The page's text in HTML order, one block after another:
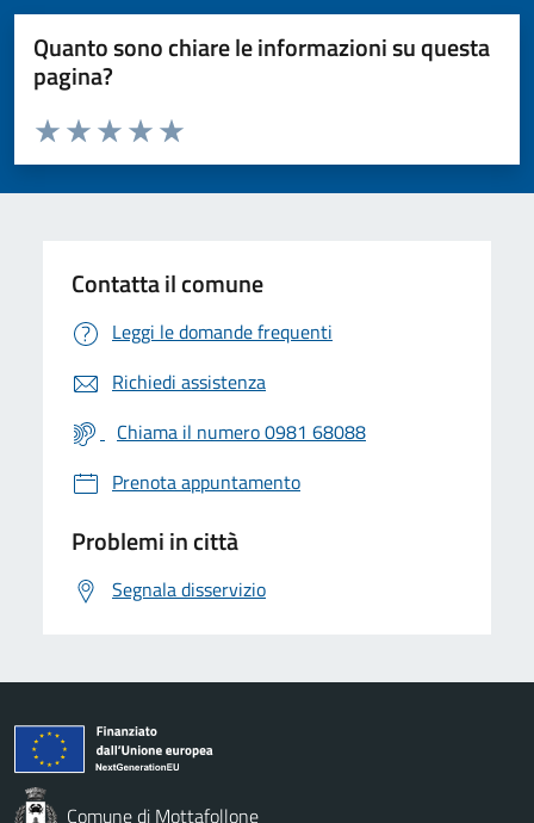
Quanto sono chiare le informazioni su questa
pagina?
Valuta da 1 a 5 stelle la pagina
Valuta 5 stelle su 5
Valuta 4 stelle su 5
Valuta 3 stelle su 5
Valuta 2 stelle su 5
Valuta 1 stelle su 5
Contatta il comune
Leggi le domande frequenti
Richiedi assistenza
Chiama il numero 0981 68088
Prenota appuntamento
Problemi in città
Segnala disservizio
Comune di Mottafollone